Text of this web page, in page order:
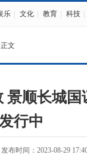
乐 文化 教育 科技
文
顺长城国
行中
发布时间：2023-08-29